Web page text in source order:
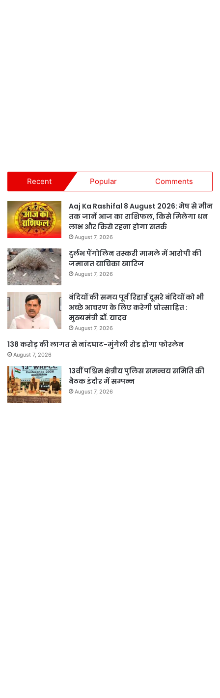
Recent Popular Comments
Aaj Ka Rashifal 8 August 2026: मेष से मीन
तक जानें आज का राशिफल, किसे मिलेगा धन
लाभ और किसे रहना होगा सतर्क
August 7, 2026
दुर्लभ पैंगोलिन तस्करी मामले में आरोपी की
जमानत याचिका खारिज
August 7, 2026
बंदियों की समय पूर्व रिहाई दूसरे बंदियों को भी
अच्छे आचरण के लिए करेगी प्रोत्साहित :
मुख्यमंत्री डॉ. यादव
August 7, 2026
138 करोड़ की लागत से नांदघाट-मुंगेली रोड होगा फोरलेन
August 7, 2026
13वीं पश्चिम क्षेत्रीय पुलिस समन्वय समिति की
बैठक इंदौर में सम्पन्न
August 7, 2026